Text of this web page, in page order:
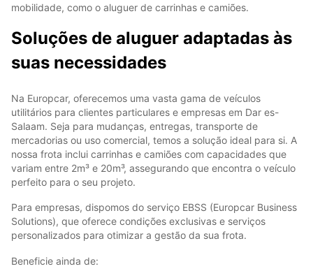
mobilidade, como o aluguer de carrinhas e camiões.
Soluções de aluguer adaptadas às
suas necessidades
Na Europcar, oferecemos uma vasta gama de veículos
utilitários para clientes particulares e empresas em Dar es-
Salaam. Seja para mudanças, entregas, transporte de
mercadorias ou uso comercial, temos a solução ideal para si. A
nossa frota inclui carrinhas e camiões com capacidades que
variam entre 2m³ e 20m³, assegurando que encontra o veículo
perfeito para o seu projeto.
Para empresas, dispomos do serviço EBSS (Europcar Business
Solutions), que oferece condições exclusivas e serviços
personalizados para otimizar a gestão da sua frota.
Beneficie ainda de: